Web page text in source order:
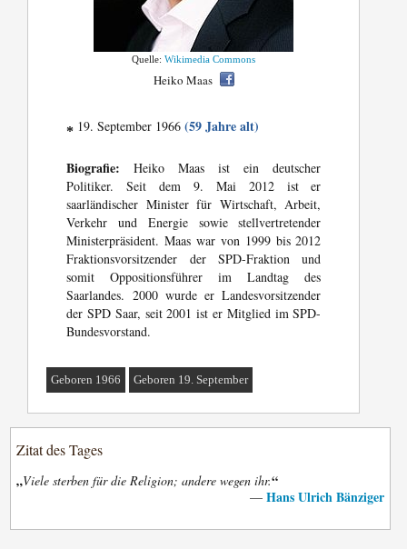
Quelle:Wikimedia Commons
Heiko Maas
* 19. September 1966(59 Jahre alt)
Biografie: Heiko Maas ist ein deutscher
Politiker. Seit dem 9. Mai 2012 ist er
saarländischer Minister für Wirtschaft, Arbeit,
Verkehr und Energie sowie stellvertretender
Ministerpräsident. Maas war von 1999 bis 2012
Fraktionsvorsitzender der SPD-Fraktion und
somit Oppositionsführer im Landtag des
Saarlandes. 2000 wurde er Landesvorsitzender
der SPD Saar, seit 2001 ist er Mitglied im SPD-
Bundesvorstand.
Geboren 1966 Geboren 19. September
Zitat des Tages
„Viele sterben für die Religion; andere wegen ihr.“
— Hans Ulrich Bänziger